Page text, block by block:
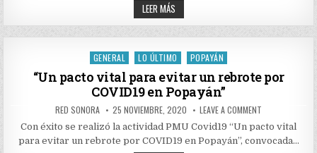
LEER MÁSREPORTE
COVID-
19
NOVIEMBRE
DE
2020
CAUCA:
72
CASOS
Posted
GENERAL LO ÚLTIMO POPAYÁN
“Un pacto vital para evitar un rebrote por
COVID19 en Popayán”
AUTHOR:
RED SONORA PUBLISHED
DATE:
25 NOVIEMBRE, 2020 LEAVE A COMMENT
PACTO
PARA
Con éxito se realizó la actividad PMU Covid19 “Un pacto vital
para evitar un rebrote por COVID19 en Popayán”, convocada…